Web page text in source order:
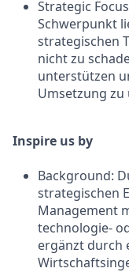
Strategic
Schwerpunkt
strategischen
nicht zu
unterstützen
Umsetzung
Inspire us by
Background:
strategischen
Management
technologie-
ergänzt durch